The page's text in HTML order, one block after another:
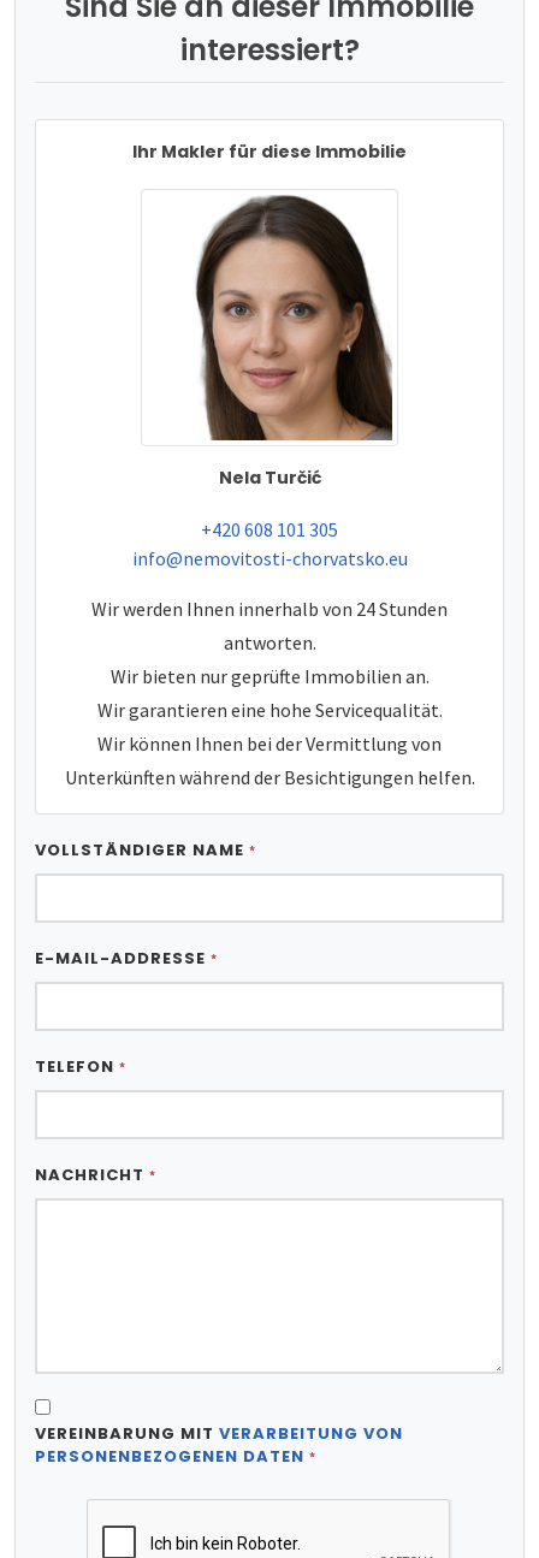
interessiert?
Ihr Makler für diese Immobilie
Nela Turčić
tel:
+420 608 101 305
e-mail:
info@nemovitosti-chorvatsko.eu
Wir werden Ihnen innerhalb von 24 Stunden
antworten.
Wir bieten nur geprüfte Immobilien an.
Wir garantieren eine hohe Servicequalität.
Wir können Ihnen bei der Vermittlung von
Unterkünften während der Besichtigungen helfen.
VOLLSTÄNDIGER NAME *
E-MAIL-ADDRESSE *
TELEFON *
NACHRICHT *
VEREINBARUNG MIT VERARBEITUNG VON
PERSONENBEZOGENEN DATEN *